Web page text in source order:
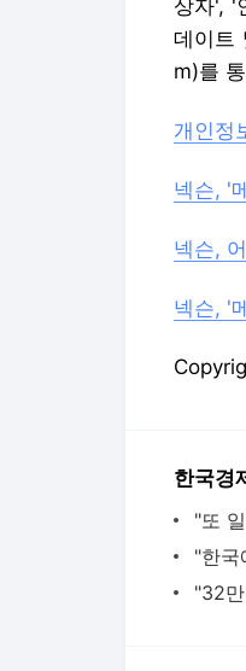
상자', '
데이트
m)를
개인정
넥슨, '
넥슨,
넥슨, '
한국경